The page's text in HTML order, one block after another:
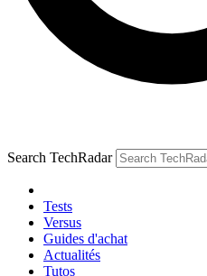
Search TechRadar
Tests
Versus
Guides d'achat
Actualités
Tutos